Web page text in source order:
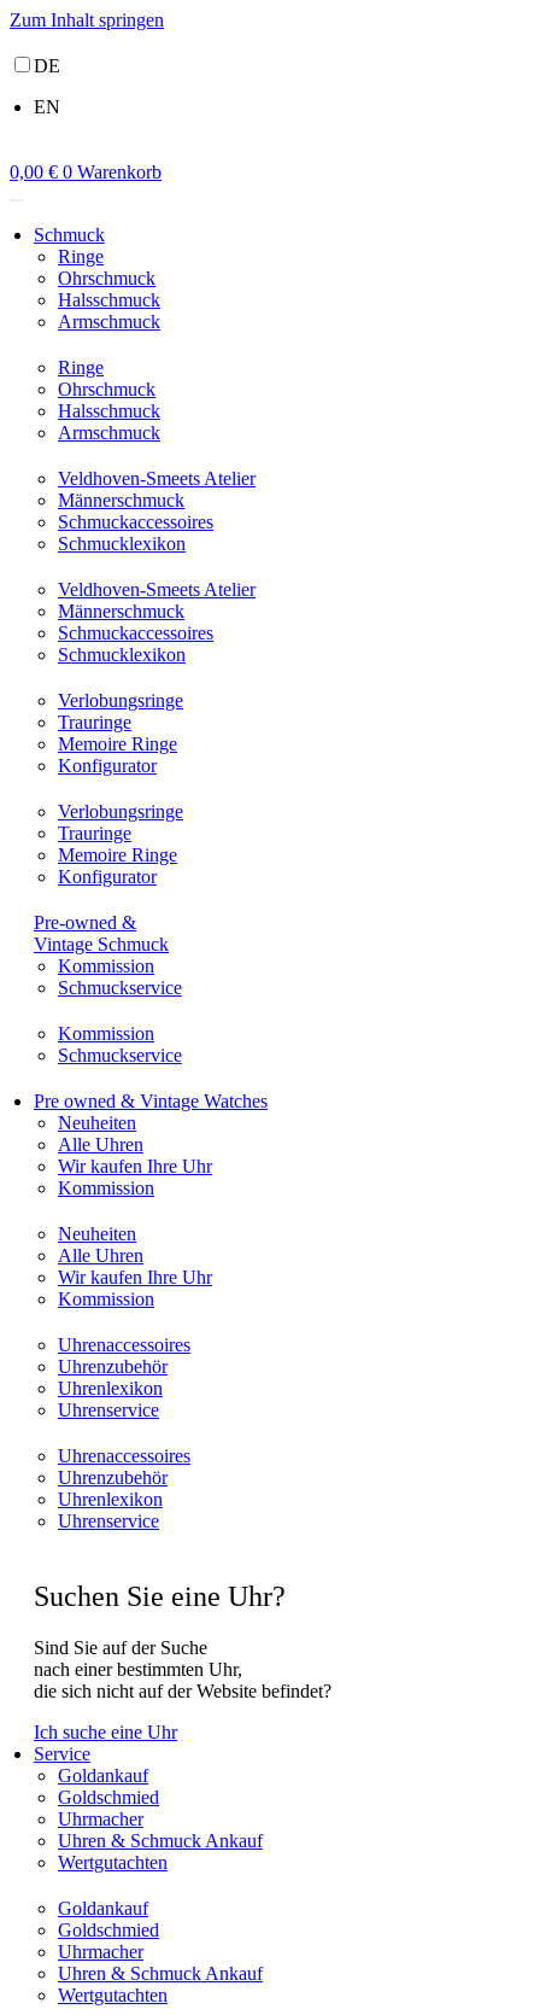
Zum Inhalt springen
DE
EN
0,00 € 0 Warenkorb
Schmuck
Ringe
Ohrschmuck
Halsschmuck
Armschmuck
Ringe
Ohrschmuck
Halsschmuck
Armschmuck
Veldhoven-Smeets Atelier
Männerschmuck
Schmuckaccessoires
Schmucklexikon
Veldhoven-Smeets Atelier
Männerschmuck
Schmuckaccessoires
Schmucklexikon
Verlobungsringe
Trauringe
Memoire Ringe
Konfigurator
Verlobungsringe
Trauringe
Memoire Ringe
Konfigurator
Pre-owned &
Vintage Schmuck
Kommission
Schmuckservice
Kommission
Schmuckservice
Pre owned & Vintage Watches
Neuheiten
Alle Uhren
Wir kaufen Ihre Uhr
Kommission
Neuheiten
Alle Uhren
Wir kaufen Ihre Uhr
Kommission
Uhrenaccessoires
Uhrenzubehör
Uhrenlexikon
Uhrenservice
Uhrenaccessoires
Uhrenzubehör
Uhrenlexikon
Uhrenservice
Suchen Sie eine Uhr?
Sind Sie auf der Suche
nach einer bestimmten Uhr,
die sich nicht auf der Website befindet?
Ich suche eine Uhr
Service
Goldankauf
Goldschmied
Uhrmacher
Uhren & Schmuck Ankauf
Wertgutachten
Goldankauf
Goldschmied
Uhrmacher
Uhren & Schmuck Ankauf
Wertgutachten